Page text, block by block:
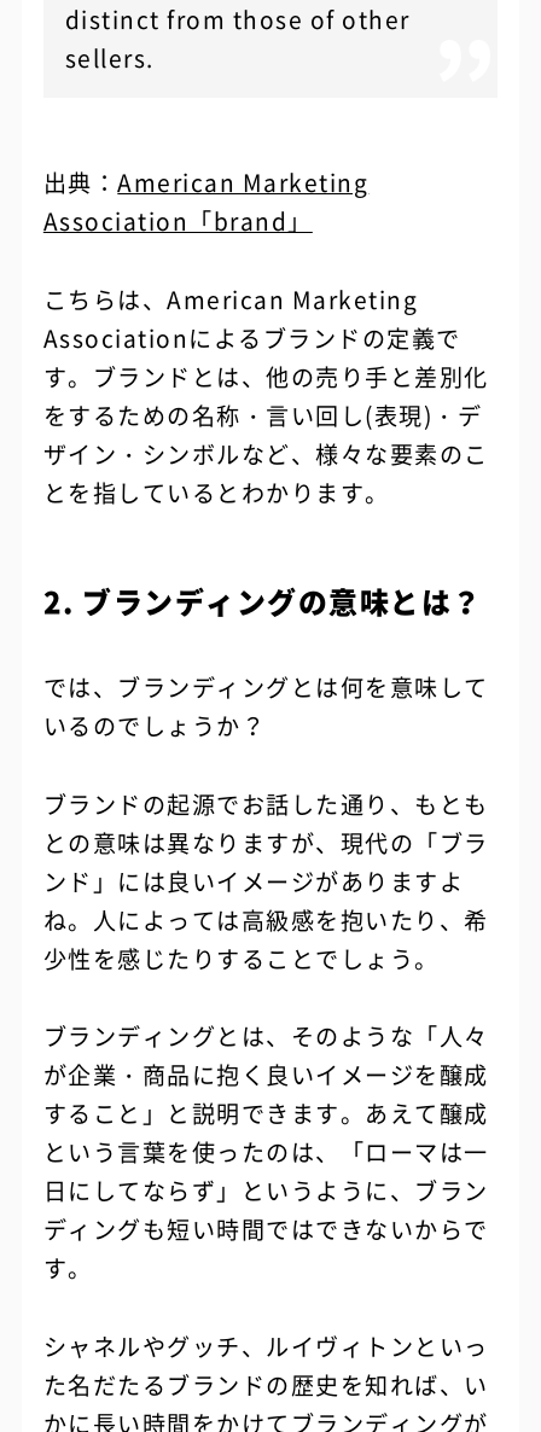
distinct from those of other
sellers.
出典：American Marketing
Association「brand」
こちらは、American Marketing
Associationによるブランドの定義で
す。ブランドとは、他の売り手と差別化
をするための名称・言い回し(表現)・デ
ザイン・シンボルなど、様々な要素のこ
とを指しているとわかります。
2. ブランディングの意味とは？
では、ブランディングとは何を意味して
いるのでしょうか？
ブランドの起源でお話した通り、もとも
との意味は異なりますが、現代の「ブラ
ンド」には良いイメージがありますよ
ね。人によっては高級感を抱いたり、希
少性を感じたりすることでしょう。
ブランディングとは、そのような「人々
が企業・商品に抱く良いイメージを醸成
すること」と説明できます。あえて醸成
という言葉を使ったのは、「ローマは一
日にしてならず」というように、ブラン
ディングも短い時間ではできないからで
す。
シャネルやグッチ、ルイヴィトンといっ
た名だたるブランドの歴史を知れば、い
かに長い時間をかけてブランディングが